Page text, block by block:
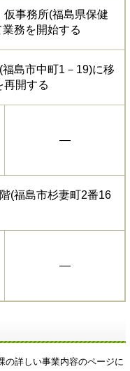
事務所(福島県保健
務を開始する
島市中町1－19)に移
再開する
―
(福島市杉妻町2番16
―
の詳しい事業内容のページに